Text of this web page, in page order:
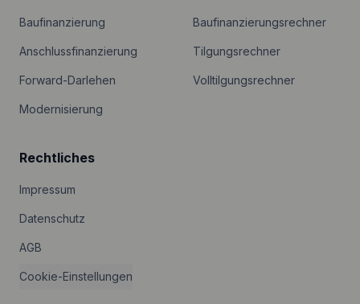
Baufinanzierung
Anschlussfinanzierung
Forward-Darlehen
Modernisierung
Baufinanzierungsrechner
Tilgungsrechner
Volltilgungsrechner
Rechtliches
Impressum
Datenschutz
AGB
Cookie-Einstellungen